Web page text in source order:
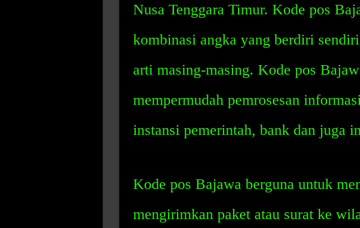
Nusa Tenggara Timur. Kode pos
kombinasi angka yang berdiri
arti masing-masing. Kode pos
mempermudah pemrosesan
instansi pemerintah, bank dan juga
Kode pos Bajawa berguna untuk
mengirimkan paket atau surat ke